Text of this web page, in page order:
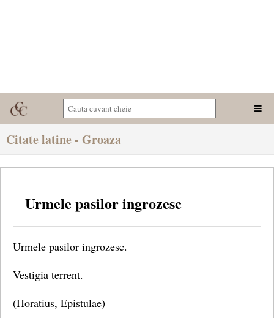
Citate latine - Groaza
Urmele pasilor ingrozesc
Urmele pasilor ingrozesc.
Vestigia terrent.
(Horatius, Epistulae)